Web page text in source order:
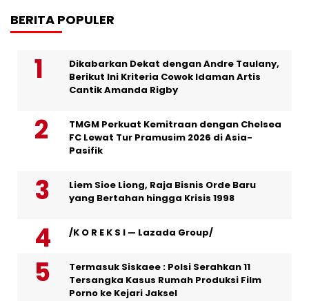
BERITA POPULER
Dikabarkan Dekat dengan Andre Taulany,
Berikut Ini Kriteria Cowok Idaman Artis
Cantik Amanda Rigby
TMGM Perkuat Kemitraan dengan Chelsea
FC Lewat Tur Pramusim 2026 di Asia-
Pasifik
Liem Sioe Liong, Raja Bisnis Orde Baru
yang Bertahan hingga Krisis 1998
/K O R E K S I — Lazada Group/
Termasuk Siskaee : Polsi Serahkan 11
Tersangka Kasus Rumah Produksi Film
Porno ke Kejari Jaksel